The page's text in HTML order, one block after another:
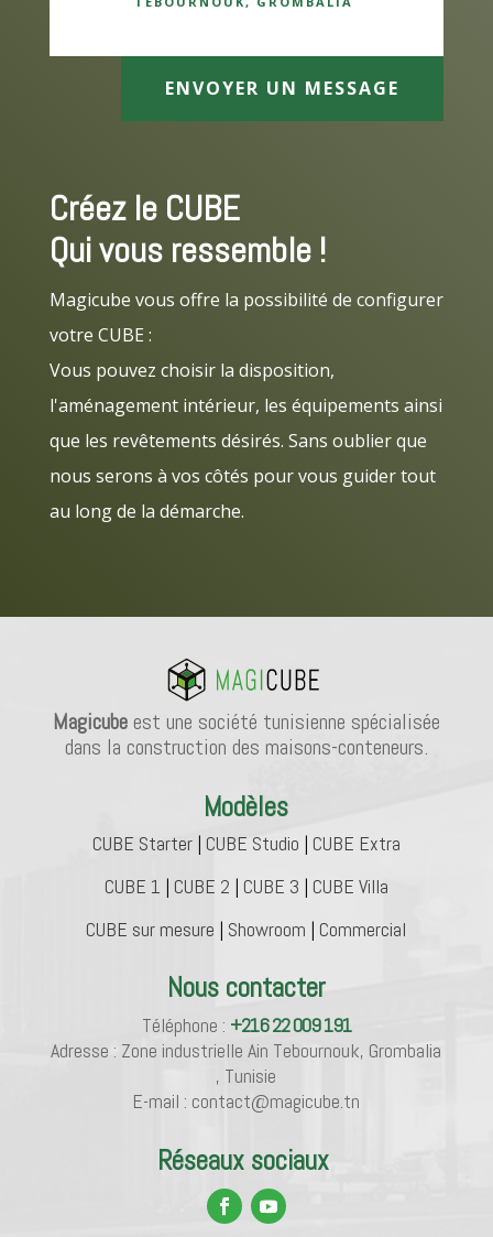
ENVOYER UN MESSAGE
Créez le CUBE
Qui vous ressemble !
Magicube vous offre la possibilité de configurer
votre CUBE :
Vous pouvez choisir la disposition,
l'aménagement intérieur, les équipements ainsi
que les revêtements désirés. Sans oublier que
nous serons à vos côtés pour vous guider tout
au long de la démarche.
Magicubeest une société tunisienne spécialisée
dans la construction des maisons-conteneurs.
Modèles
CUBE Starter| CUBE Studio | CUBE Extra
CUBE 1 | CUBE 2 | CUBE 3 | CUBE Villa
CUBE sur mesure | Showroom | Commercial
Nous contacter
Téléphone : +216 22 009 191
Adresse : Zone industrielle Ain Tebournouk, Grombalia
, Tunisie
E-mail : contact@magicube.tn
Réseaux sociaux